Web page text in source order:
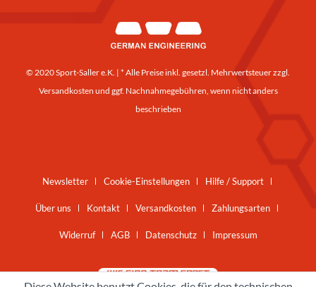
© 2020 Sport-Saller e.K. | * Alle Preise inkl. gesetzl. Mehrwertsteuer zzgl.
Versandkosten und ggf. Nachnahmegebühren, wenn nicht anders
beschrieben
Newsletter Cookie-Einstellungen Hilfe / Support
Über uns Kontakt Versandkosten Zahlungsarten
Widerruf AGB Datenschutz Impressum